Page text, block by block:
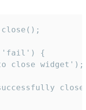
'fail') {
close widget');